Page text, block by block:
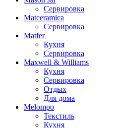
Сервировка
Matceramica
Сервировка
Matfer
Кухня
Сервировка
Maxwell & Williams
Кухня
Сервировка
Отдых
Для дома
Melompo
Текстиль
Кухня